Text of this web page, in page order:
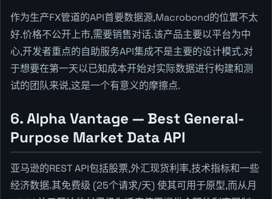
作为生产FX管道的API首要数据源,Macrobond的位置不太
好.价格不公开上市,需要销售对话.该产品主要以平台为中
心,开发者重点的自助服务API集成不是主要的设计模式.对
于想要在第一天以已知成本开始对实际数据进行构建和测
试的团队来说,这是一个有意义的摩擦点.
6. Alpha Vantage — Best General-
Purpose Market Data API
亚马逊的REST API包括股票,外汇现货利率,技术指标和一些
经济数据.其免费级 (25个请求/天) 使其可用于原型,而从月